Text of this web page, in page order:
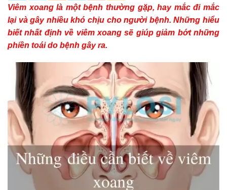
Viêm xoang là một bệnh thường gặp, hay mắc đi mắc
lại và gây nhiều khó chịu cho người bệnh. Những hiểu
biết nhất định về viêm xoang sẽ giúp giảm bớt những
phiền toái do bệnh gây ra.